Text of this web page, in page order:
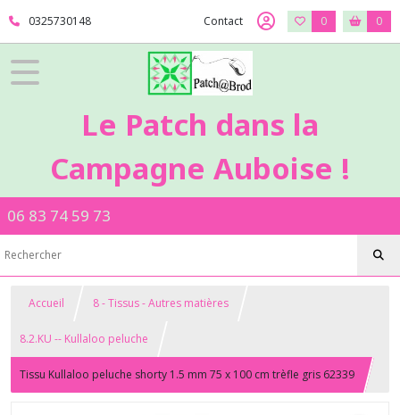
0325730148 Contact 0 0
Le Patch dans la
Campagne Auboise !
06 83 74 59 73
Accueil 8 - Tissus - Autres matières
8.2.KU -- Kullaloo peluche
Tissu Kullaloo peluche shorty 1.5 mm 75 x 100 cm trèfle gris 62339